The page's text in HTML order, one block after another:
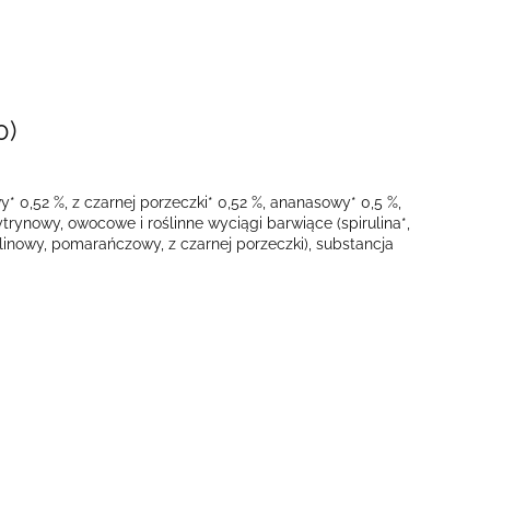
%, z czarnej porzeczki* 0,52 %, ananasowy* 0,5 %,
owocowe i roślinne wyciągi barwiące (spirulina*,
pomarańczowy, z czarnej porzeczki), substancja